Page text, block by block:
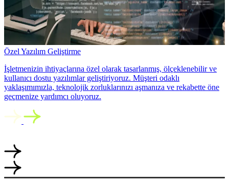
Özel Yazılım Geliştirme
İşletmenizin ihtiyaçlarına özel olarak tasarlanmış, ölçeklenebilir ve
kullanıcı dostu yazılımlar geliştiriyoruz. Müşteri odaklı
yaklaşımımızla, teknolojik zorluklarınızı aşmanıza ve rekabette öne
geçmenize yardımcı oluyoruz.